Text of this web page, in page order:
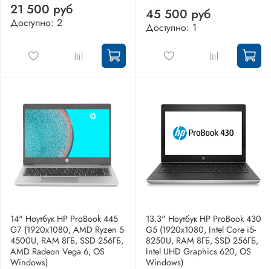
21 500 руб
Доступно: 2 45 500 руб
Доступно: 1
14" Ноутбук HP ProBook 445
G7 (1920x1080, AMD Ryzen 5
4500U, RAM 8ГБ, SSD 256ГБ,
AMD Radeon Vega 6, OS
Windows)
13.3" Ноутбук HP ProBook 430
G5 (1920x1080, Intel Core i5-
8250U, RAM 8ГБ, SSD 256ГБ,
Intel UHD Graphics 620, OS
Windows)